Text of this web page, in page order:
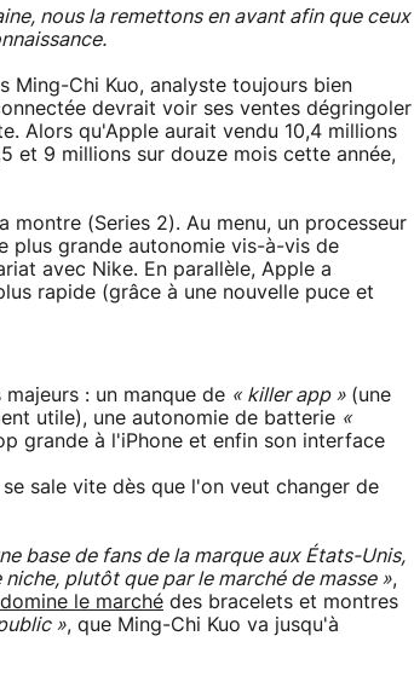
nous la remettons en avant afin que ceux
Ming-Chi Kuo, analyste toujours bien
devrait voir ses ventes dégringoler
Alors qu'Apple aurait vendu 10,4 millions
et 9 millions sur douze mois cette année,
montre (Series 2). Au menu, un processeur
plus grande autonomie vis-à-vis de
avec Nike. En parallèle, Apple a
rapide (grâce à une nouvelle puce et
: un manque de « killer app » (une
utile), une autonomie de batterie «
grande à l'iPhone et enfin son interface
sale vite dès que l'on veut changer de
base de fans de la marque aux États-Unis,
plutôt que par le marché de masse »,
le marché des bracelets et montres
», que Ming-Chi Kuo va jusqu'à